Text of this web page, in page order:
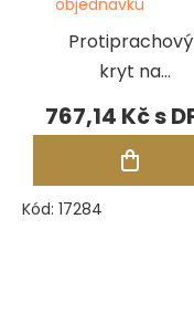
Protiprachový
kryt na
mikroskop
767,14 Kč
Kód: 17284